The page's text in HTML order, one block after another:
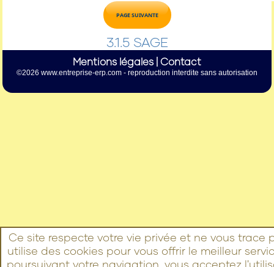
PAGE SUIVANTE
3.1.5 SAGE
Mentions légales Contact
Ce site respecte votre vie privée et ne vous trace
utilise des cookies pour vous offrir le meilleur
poursuivant votre navigation, vous acceptez